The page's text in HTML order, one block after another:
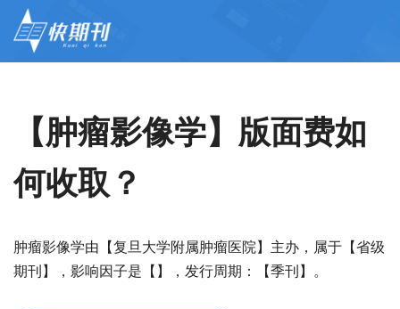
【肿瘤影像学】版面费如
何收取？
肿瘤影像学由【复旦大学附属肿瘤医院】主办，属于【省级
期刊】，影响因子是【】，发行周期：【季刊】。